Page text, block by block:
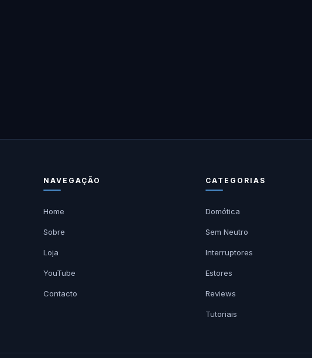
NAVEGAÇÃO
Home
Sobre
Loja
YouTube
Contacto
CATEGORIAS
Domótica
Sem Neutro
Interruptores
Estores
Reviews
Tutoriais